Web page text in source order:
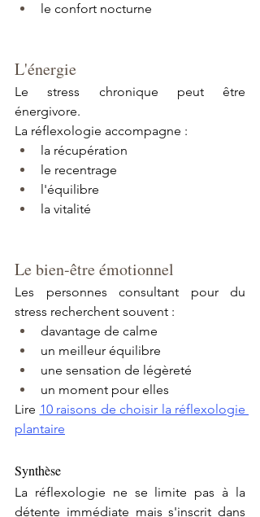
le confort nocturne
L'énergie
Le stress chronique peut être
énergivore.
La réflexologie accompagne :
la récupération
le recentrage
l'équilibre
la vitalité
Le bien-être émotionnel
Les personnes consultant pour du
stress recherchent souvent :
davantage de calme
un meilleur équilibre
une sensation de légèreté
un moment pour elles
Lire 10 raisons de choisir la réflexologie
plantaire
Synthèse
La réflexologie ne se limite pas à la
détente immédiate mais s'inscrit dans